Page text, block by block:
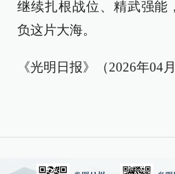
继续扎根战位、精武强能
负这片大海。
《光明日报》（2026年04